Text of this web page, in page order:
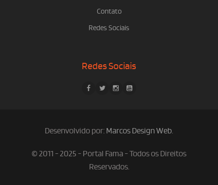
Contato
Redes Sociais
Redes Sociais
Desenvolvido por: Marcos Design Web.
© 2011 - 2025 - Portal Fama - Todos os Direitos
Reservados.